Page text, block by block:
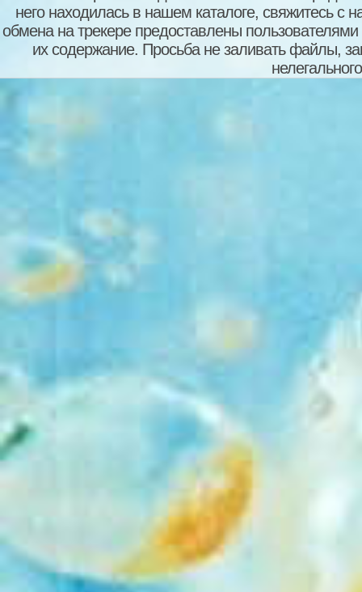
него находилась в нашем каталоге, свяжитесь
обмена на трекере предоставлены пользователями
их содержание. Просьба не заливать файлы,